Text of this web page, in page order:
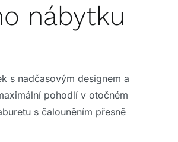
nábytku
s nadčasovým designem a
pohodlí v otočném
s čalouněním přesně